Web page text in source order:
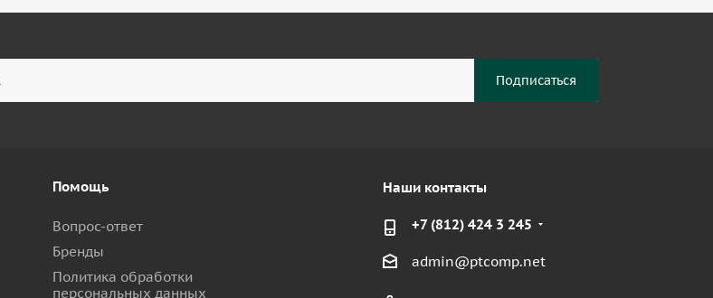
Помощь
Вопрос-ответ
Бренды
Политика обработки
персональных данных
Наши контакты
+7 (812) 424 3 245
admin@ptcomp.net